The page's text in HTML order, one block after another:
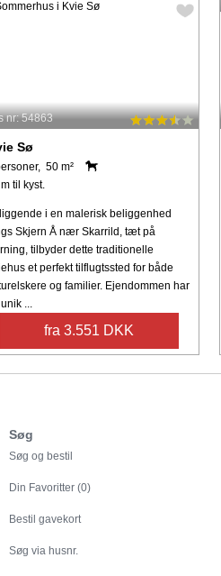
nr: 54863
Sø
50 m²
til kyst.
i en malerisk beliggenhed
Skjern Å nær Skarrild, tæt på
tilbyder dette traditionelle
et perfekt tilflugtssted for både
og familier. Ejendommen har
...
fra 3.551 DKK
Søg
Søg og bestil
Din Favoritter (0)
Bestil gavekort
Søg via husnr.